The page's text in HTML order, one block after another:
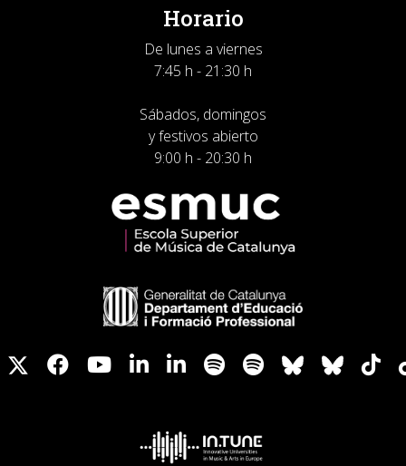
Horario
De lunes a viernes
7:45 h - 21:30 h
Sábados, domingos
y festivos abierto
9:00 h - 20:30 h